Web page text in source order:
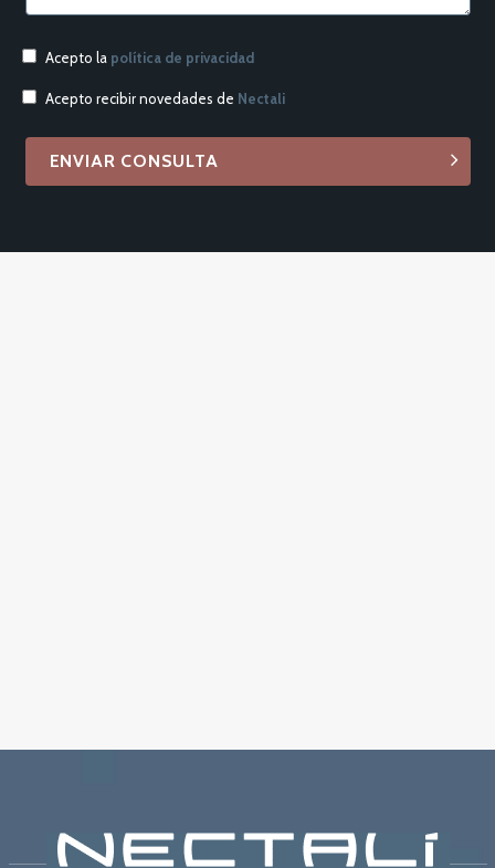
Acepto la política de privacidad
Acepto recibir novedades de Nectali